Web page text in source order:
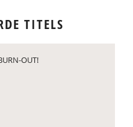
TITELS
OUT!